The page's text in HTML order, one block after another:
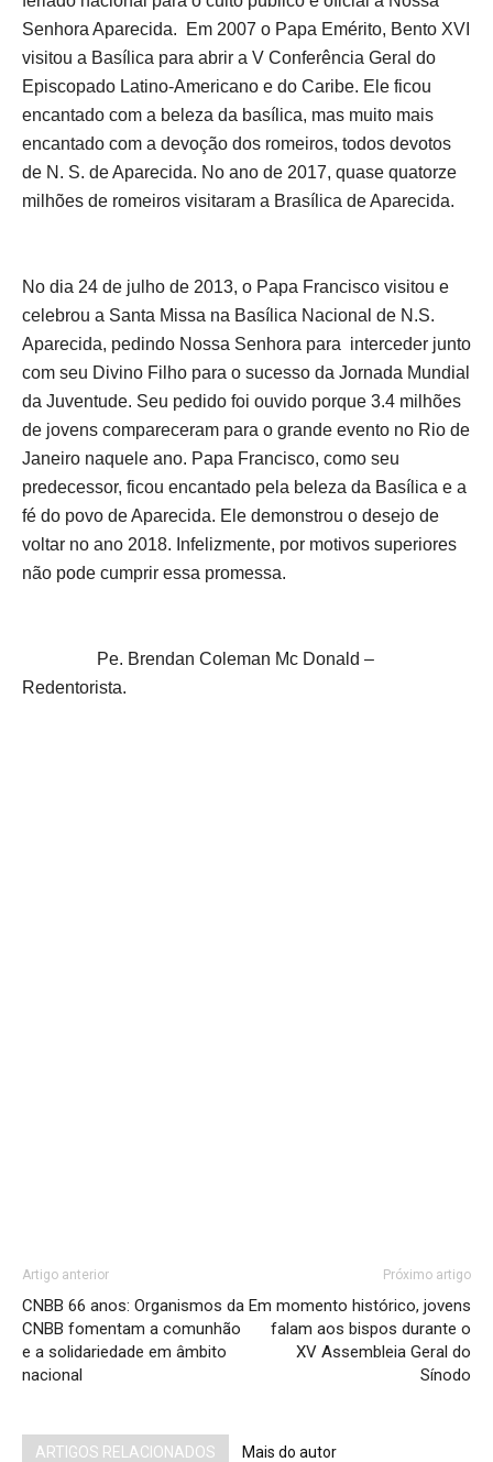
Senhora Aparecida. Em 2007 o Papa Emérito, Bento XVI
visitou a Basílica para abrir a V Conferência Geral do
Episcopado Latino-Americano e do Caribe. Ele ficou
encantado com a beleza da basílica, mas muito mais
encantado com a devoção dos romeiros, todos devotos
de N. S. de Aparecida. No ano de 2017, quase quatorze
milhões de romeiros visitaram a Brasílica de Aparecida.
No dia 24 de julho de 2013, o Papa Francisco visitou e
celebrou a Santa Missa na Basílica Nacional de N.S.
Aparecida, pedindo Nossa Senhora para interceder junto
com seu Divino Filho para o sucesso da Jornada Mundial
da Juventude. Seu pedido foi ouvido porque 3.4 milhões
de jovens compareceram para o grande evento no Rio de
Janeiro naquele ano. Papa Francisco, como seu
predecessor, ficou encantado pela beleza da Basílica e a
fé do povo de Aparecida. Ele demonstrou o desejo de
voltar no ano 2018. Infelizmente, por motivos superiores
não pode cumprir essa promessa.
Pe. Brendan Coleman Mc Donald –
Redentorista.
Artigo anterior
CNBB 66 anos: Organismos da
CNBB fomentam a comunhão
e a solidariedade em âmbito
nacional
Próximo artigo
Em momento histórico, jovens
falam aos bispos durante o
XV Assembleia Geral do
Sínodo
ARTIGOS RELACIONADOS Mais do autor